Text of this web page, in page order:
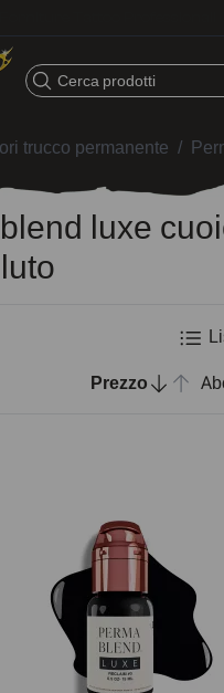
Cerca prodotti
trucco permanente /
luxe
Prezzo